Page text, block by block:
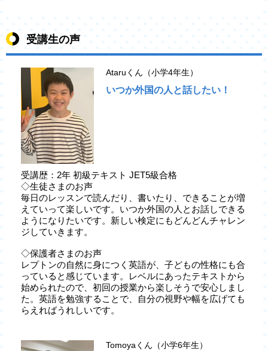
受講生の声
Ataruくん（小学4年生）
いつか外国の人と話したい！
受講歴：2年 初級テキスト JET5級合格
◇生徒さまのお声
毎日のレッスンで読んだり、書いたり、できることが増
えていって楽しいです。いつか外国の人とお話しできる
ようになりたいです。新しい検定にもどんどんチャレン
ジしていきます。
◇保護者さまのお声
レプトンの自然に身につく英語が、子どもの性格にも合
っていると感じています。レベルにあったテキストから
始められたので、初回の授業から楽しそうで安心しまし
た。英語を勉強することで、自分の視野や幅を広げても
らえればうれしいです。
Tomoyaくん（小学6年生）